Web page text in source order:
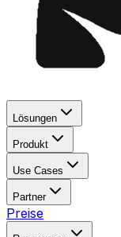
Lösungen
Produkt
Use Cases
Partner
Preise